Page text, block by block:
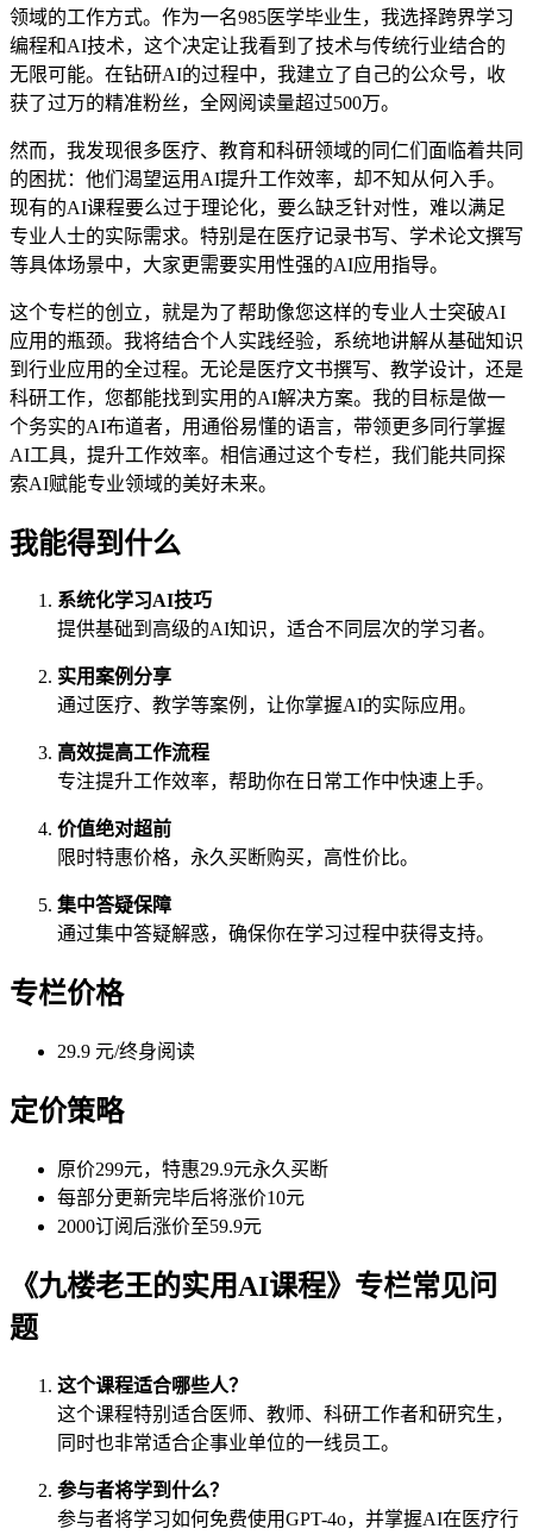
领域的工作方式。作为一名985医学毕业生，我选择跨界学习
编程和AI技术，这个决定让我看到了技术与传统行业结合的
无限可能。在钻研AI的过程中，我建立了自己的公众号，收
获了过万的精准粉丝，全网阅读量超过500万。
然而，我发现很多医疗、教育和科研领域的同仁们面临着共同
的困扰：他们渴望运用AI提升工作效率，却不知从何入手。
现有的AI课程要么过于理论化，要么缺乏针对性，难以满足
专业人士的实际需求。特别是在医疗记录书写、学术论文撰写
等具体场景中，大家更需要实用性强的AI应用指导。
这个专栏的创立，就是为了帮助像您这样的专业人士突破AI
应用的瓶颈。我将结合个人实践经验，系统地讲解从基础知识
到行业应用的全过程。无论是医疗文书撰写、教学设计，还是
科研工作，您都能找到实用的AI解决方案。我的目标是做一
个务实的AI布道者，用通俗易懂的语言，带领更多同行掌握
AI工具，提升工作效率。相信通过这个专栏，我们能共同探
索AI赋能专业领域的美好未来。
我能得到什么
系统化学习AI技巧
提供基础到高级的AI知识，适合不同层次的学习者。
实用案例分享
通过医疗、教学等案例，让你掌握AI的实际应用。
高效提高工作流程
专注提升工作效率，帮助你在日常工作中快速上手。
价值绝对超前
限时特惠价格，永久买断购买，高性价比。
集中答疑保障
通过集中答疑解惑，确保你在学习过程中获得支持。
专栏价格
29.9 元/终身阅读
定价策略
原价299元，特惠29.9元永久买断
每部分更新完毕后将涨价10元
2000订阅后涨价至59.9元
《九楼老王的实用AI课程》专栏常见问
题
这个课程适合哪些人？
这个课程特别适合医师、教师、科研工作者和研究生，
同时也非常适合企事业单位的一线员工。
参与者将学到什么？
参与者将学习如何免费使用GPT-4o，并掌握AI在医疗行